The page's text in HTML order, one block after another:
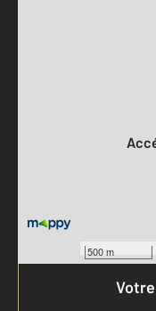
500 m